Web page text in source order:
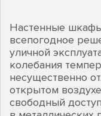
Настенные
всепогодное
уличной
колебания
несущественно
открытом
свободный